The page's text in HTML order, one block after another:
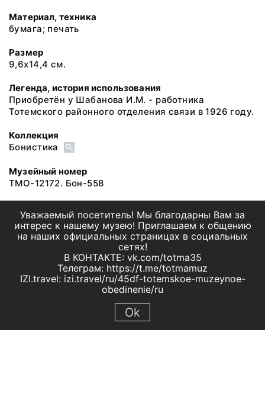
Материал, техника
бумага; печать
Размер
9,6х14,4 см.
Легенда, история использования
Приобретён у Шабанова И.М. - работника
Тотемского районного отделения связи в 1926 году.
Коллекция
Бонистика
Музейный номер
ТМО-12172. Бон-558
Уважаемый посетитель! Мы благодарны Вам за
интерес к нашему музею! Приглашаем к общению
на наших официальных страницах в социальных
сетях!
В КОНТАКТЕ: vk.com/totma35
Телеграм: https://t.me/totmamuz
IZI.travel: izi.travel/ru/45df-totemskoe-muzeynoe-
obedinenie/ru
Ok